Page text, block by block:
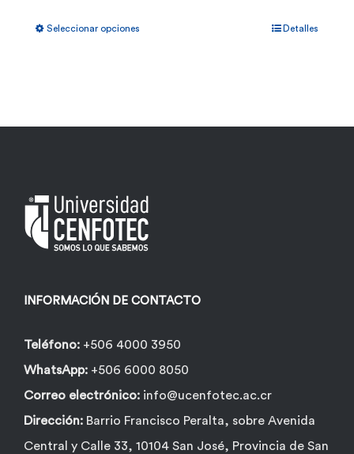
Seleccionar opciones
pueden
elegir
la
de
producto
Detalles
INFORMACIÓN DE CONTACTO
Teléfono: +506 4000 3950
WhatsApp: +506 6000 8050
Correo electrónico: info@ucenfotec.ac.cr
Dirección: Barrio Francisco Peralta, sobre Avenida
Central y Calle 33, 10104 San José, Provincia de San